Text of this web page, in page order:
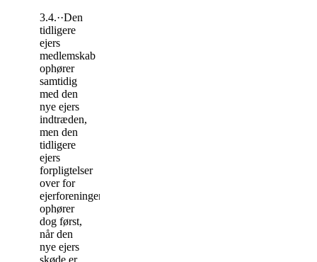
3.4.··Den
tidligere
ejers
medlemskab
ophører
samtidig
med den
nye ejers
indtræden,
men den
tidligere
ejers
forpligtelser
over for
ejerforeningen
ophører
dog først,
når den
nye ejers
skøde er